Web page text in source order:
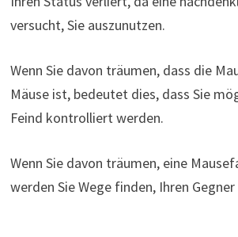
versucht, Sie auszunutzen.
Wenn Sie davon träumen, dass die
Mäuse ist, bedeutet dies, dass Sie
Feind kontrolliert werden.
Wenn Sie davon träumen, eine
werden Sie Wege finden, Ihren